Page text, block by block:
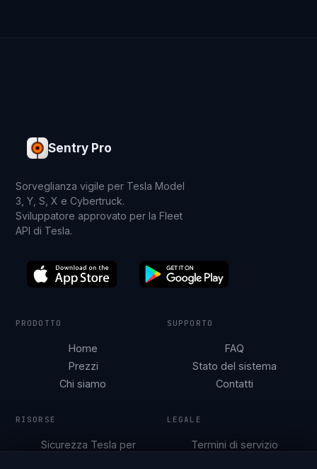
Sentry Pro
Sorveglianza vigile per Tesla Model
3, Y, S, X e Cybertruck.
Sviluppatore approvato per la Fleet
API di Tesla.
PRODOTTO
Home
Prezzi
Chi siamo
SUPPORTO
FAQ
Stato del sistema
Contatti
RISORSE
Sicurezza Tesla per
LEGALE
Termini di servizio